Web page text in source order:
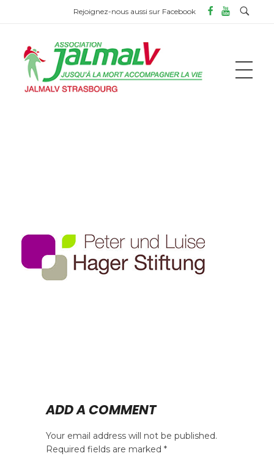
Rejoignez-nous aussi sur Facebook
ADD A COMMENT
Your email address will not be published.
Required fields are marked *